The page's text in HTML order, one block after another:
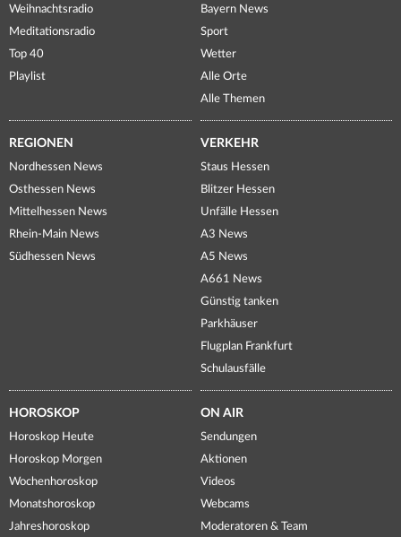
Weihnachtsradio
Meditationsradio
Top 40
Playlist
Bayern News
Sport
Wetter
Alle Orte
Alle Themen
REGIONEN
Nordhessen News
Osthessen News
Mittelhessen News
Rhein-Main News
Südhessen News
VERKEHR
Staus Hessen
Blitzer Hessen
Unfälle Hessen
A3 News
A5 News
A661 News
Günstig tanken
Parkhäuser
Flugplan Frankfurt
Schulausfälle
HOROSKOP
Horoskop Heute
Horoskop Morgen
Wochenhoroskop
Monatshoroskop
Jahreshoroskop
ON AIR
Sendungen
Aktionen
Videos
Webcams
Moderatoren & Team